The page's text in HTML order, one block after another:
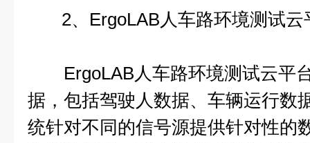
2、ErgoLAB人车路环境测试云
ErgoLAB人车路环境测试云平
据，包括驾驶人数据、车辆运行数
统针对不同的信号源提供针对性的